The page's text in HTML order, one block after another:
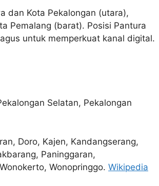
dan Kota Pekalongan (utara),
Pemalang (barat). Posisi Pantura
untuk memperkuat kanal digital.
Selatan, Pekalongan
Doro, Kajen, Kandangserang,
Paninggaran,
Wonopringgo. Wikipedia